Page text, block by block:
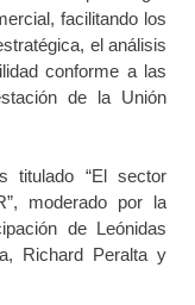
facilitando los
el análisis
conforme a las
de la Unión
titulado “El sector
moderado por la
de Leónidas
Richard Peralta y